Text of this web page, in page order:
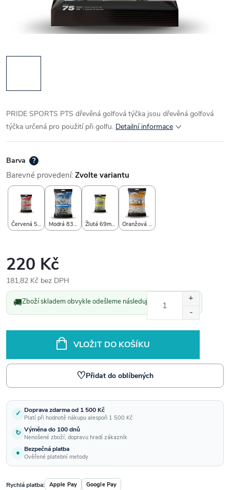
PRIDE SPORTS PTS dřevěná golfová týčka jsou dřevěná golfová
týčka určená pro použití při golfu. Detailní informace
Barva ?
Barevné provedení: Zvolte variantu
Červená 53mm, 120ksModrá 83mm, 75ksŽlutá 69mm, 100ksOranžová 38mm, 90ks
220 Kč
181,82 Kč bez DPH
Měrná
cena:
🚚Zboží skladem obvykle odešleme následující pracovní den.
VLOŽIT DO KOŠÍKU
♡Přidat do oblíbených
✓ Doprava zdarma od 1 500 Kč
Platí při hodnotě nákupu alespoň 1 500 Kč
↻ Výměna do 100 dnů
Nenošené zboží; dopravu hradí zákazník
● Bezpečná platba
Ověřené platební metody
Rychlá platba: Apple Pay Google Pay